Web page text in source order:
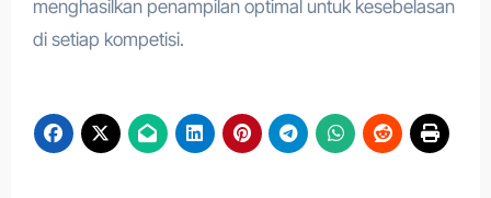
menghasilkan penampilan optimal untuk kesebelasan
di setiap kompetisi.